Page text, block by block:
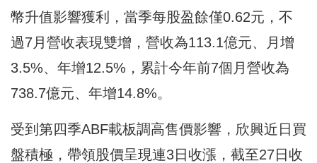
幣升值影響獲利，當季每股盈餘僅0.62元，不
過7月營收表現雙增，營收為113.1億元、月增
3.5%、年增12.5%，累計今年前7個月營收為
738.7億元、年增14.8%。
受到第四季ABF載板調高售價影響，欣興近日買
盤積極，帶領股價呈現連3日收漲，截至27日收